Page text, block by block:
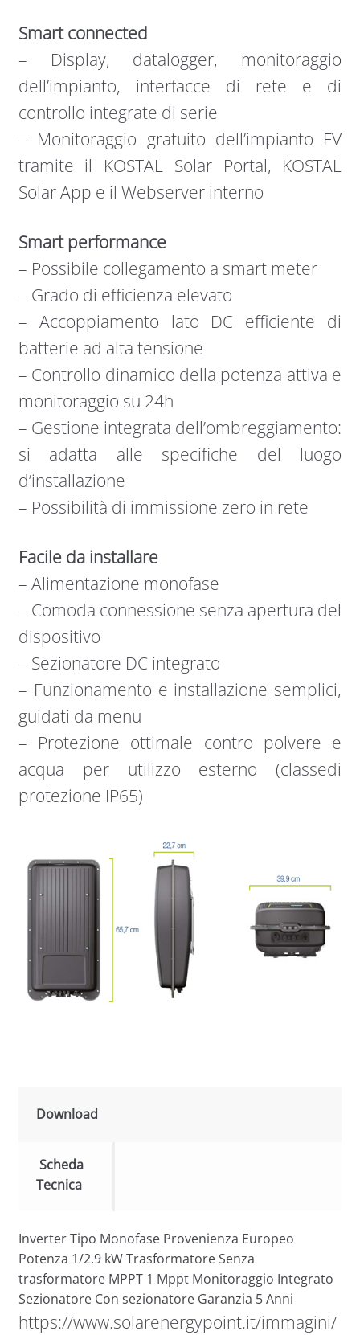
Smart connected
– Display, datalogger, monitoraggio
dell’impianto, interfacce di rete e di
controllo integrate di serie
– Monitoraggio gratuito dell’impianto FV
tramite il KOSTAL Solar Portal, KOSTAL
Solar App e il Webserver interno
Smart performance
– Possibile collegamento a smart meter
– Grado di efficienza elevato
– Accoppiamento lato DC efficiente di
batterie ad alta tensione
– Controllo dinamico della potenza attiva e
monitoraggio su 24h
– Gestione integrata dell’ombreggiamento:
si adatta alle specifiche del luogo
d’installazione
– Possibilità di immissione zero in rete
Facile da installare
– Alimentazione monofase
– Comoda connessione senza apertura del
dispositivo
– Sezionatore DC integrato
– Funzionamento e installazione semplici,
guidati da menu
– Protezione ottimale contro polvere e
acqua per utilizzo esterno (classedi
protezione IP65)
Download
Scheda
Tecnica
Inverter Tipo Monofase Provenienza Europeo
Potenza 1/2.9 kW Trasformatore Senza
trasformatore MPPT 1 Mppt Monitoraggio Integrato
Sezionatore Con sezionatore Garanzia 5 Anni
https://www.solarenergypoint.it/immagini/